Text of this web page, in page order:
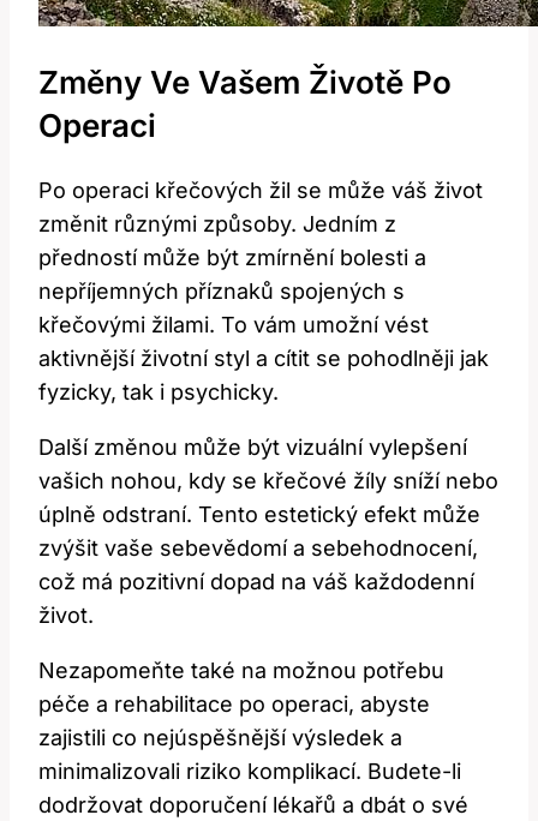
Změny Ve Vašem Životě Po
Operaci
Po operaci křečových žil se může váš život
změnit různými způsoby. Jedním z
předností může být zmírnění bolesti a
nepříjemných příznaků spojených s
křečovými žilami. To vám umožní vést
aktivnější životní styl a cítit se pohodlněji jak
fyzicky, tak i psychicky.
Další změnou může být vizuální vylepšení
vašich nohou, kdy se křečové žíly sníží nebo
úplně odstraní. Tento estetický efekt může
zvýšit vaše sebevědomí a sebehodnocení,
což má pozitivní dopad na váš každodenní
život.
Nezapomeňte také na možnou potřebu
péče a rehabilitace po operaci, abyste
zajistili co nejúspěšnější výsledek a
minimalizovali riziko komplikací. Budete-li
dodržovat doporučení lékařů a dbát o své